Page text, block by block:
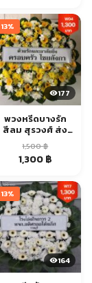
was:
1,500 ฿.
is:
1,300 ฿.
13%
177
พวงหรีดบางรัก
สีลม สุรวงศ์ ส่ง
ด่วน
1,500฿
Original
was:
1,500 ฿.
1,300฿Current
is:
1,300 ฿.
13%
164